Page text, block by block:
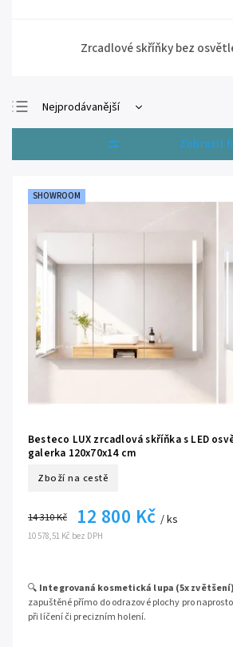
Zrcadlové skříňky bez
Nejprodávanější
Nejlevnější
Nejdražší
SHOWROOM
Besteco LUX zrcadlová skříňka s LED
galerka 120x70x14 cm
Zboží na cestě
10 578,51 Kč bez DPH
14 310 Kč 12 800 Kč / ks
🔍 Integrovaná kosmetická lupa (5x
zapuštěné přímo do odrazové plochy pro
při líčení či precizním holení.